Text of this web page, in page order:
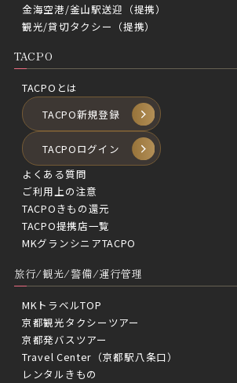
金海空港/釜山駅送迎（提携）
観光/貸切タクシー（提携）
TACPO
TACPOとは
TACPO新規登録
TACPOログイン
よくある質問
ご利用上の注意
TACPOきもの還元
TACPO提携店一覧
MKグランシニアTACPO
旅行/観光/警備/運行管理
MKトラベルTOP
京都観光タクシーツアー
京都発バスツアー
Travel Center（京都駅八条口）
レンタルきもの